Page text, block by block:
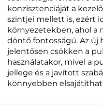
konzisztenciáját a
szintjei mellett is, ezért
környezetekben, ahol a
döntő fontosságú. Az új
jelentősen csökken a
használatakor, mivel a
jellege és a javított
könnyebben